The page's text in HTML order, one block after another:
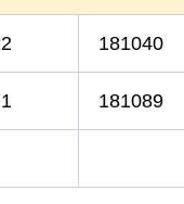
181040
181089